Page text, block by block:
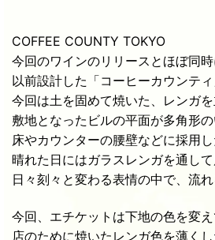
COFFEE COUNTY TOKYO
今回のワインのリリースとほぼ同
以前設計した「コーヒーカウンテ
今回は土を固めて焼いた、レンガを
敷地となったビルの平面が多角形
床やカウンターの腰壁などに採用
晴れた日にはガラスレンガを通し
日々刻々と変わる表情の中で、流
今回、エチケットは下地の色を変
店のために焼いたレンガ色を薄くし